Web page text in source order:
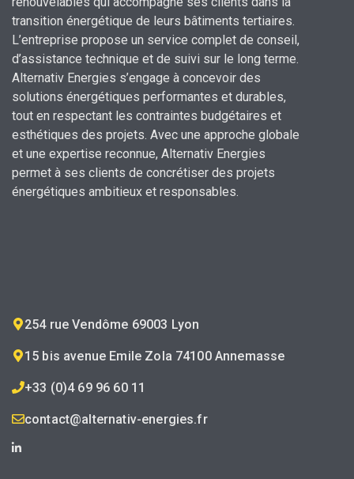
transition énergétique de leurs bâtiments tertiaires.
L’entreprise propose un service complet de conseil,
d’assistance technique et de suivi sur le long terme.
Alternativ Energies s’engage à concevoir des
solutions énergétiques performantes et durables,
tout en respectant les contraintes budgétaires et
esthétiques des projets. Avec une approche globale
et une expertise reconnue, Alternativ Energies
permet à ses clients de concrétiser des projets
énergétiques ambitieux et responsables.
254 rue Vendôme 69003 Lyon
15 bis avenue Emile Zola 74100 Annemasse
+33 (0)4 69 96 60 11
contact@alternativ-energies.fr